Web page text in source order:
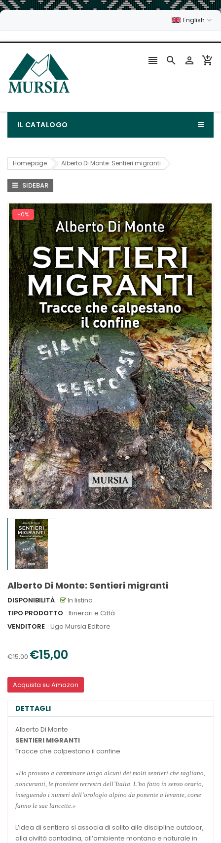
English
   
IL CATALOGO
Homepage Alberto Di Monte: Sentieri migranti
SIDEBAR
-0%
Alberto Di Monte: Sentieri migranti
DISPONIBILITÀ :
In listino
TIPO PRODOTTO : Itinerari e Città
VENDITORE : Ugo Mursia Editore
€15,00 €15,00
Acquista su Amazon
DETTAGLI
Alberto Di Monte
SENTIERI MIGRANTI
Tracce che calpestano il confine
«Ho provato a camminare lungo alcuni dei molti sentieri che tagliano,
noncuranti, le frontiere terrestri dell’Italia. L’ho fatto in senso orario,
inseguendo i numeri dell’orologio alpino da ponente a levante, come
fanno le sue lancette.»
L’idea di sentiero si associa di solito alle discipline outdoor,
alla civiltà contadina, all’ambiente montano e naturale in